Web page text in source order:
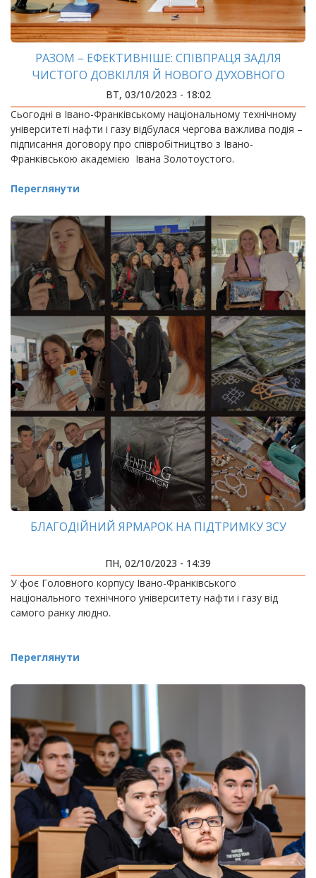
РАЗОМ – ЕФЕКТИВНІШЕ: СПІВПРАЦЯ ЗАДЛЯ
ЧИСТОГО ДОВКІЛЛЯ Й НОВОГО ДУХОВНОГО
ПОКОЛІННЯ
ВТ, 03/10/2023 - 18:02
Сьогодні в Івано-Франківському національному технічному
університеті нафти і газу відбулася чергова важлива подія –
підписання договору про співробітництво з Івано-
Франківською академією Івана Золотоустого.
Переглянути
БЛАГОДІЙНИЙ ЯРМАРОК НА ПІДТРИМКУ ЗСУ
ПН, 02/10/2023 - 14:39
У фоє Головного корпусу Івано-Франківського
національного технічного університету нафти і газу від
самого ранку людно.
Переглянути